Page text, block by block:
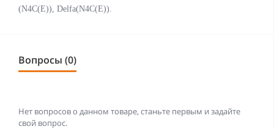
(N4C(E)), Delfa(N4C(Е)).
Вопросы (0)
Нет вопросов о данном товаре, станьте первым и задайте
свой вопрос.